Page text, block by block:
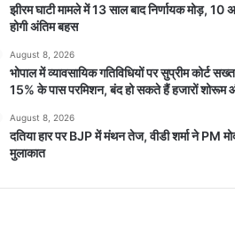
झीरम घाटी मामले में 13 साल बाद निर्णायक मोड़, 10
होगी अंतिम बहस
August 8, 2026
भोपाल में व्यावसायिक गतिविधियों पर सुप्रीम कोर्ट
15% के पास परमिशन, बंद हो सकते हैं हजारों शोरूम
August 8, 2026
दतिया हार पर BJP में मंथन तेज, वीडी शर्मा ने PM
मुलाकात